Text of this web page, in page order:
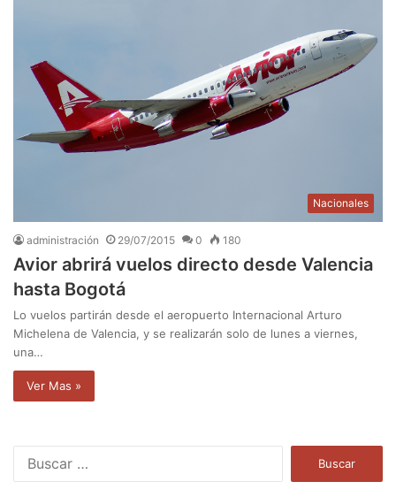
Nacionales
administración 29/07/2015 0 180
Avior abrirá vuelos directo desde Valencia
hasta Bogotá
Lo vuelos partirán desde el aeropuerto Internacional Arturo
Michelena de Valencia, y se realizarán solo de lunes a viernes,
una…
Ver Mas »